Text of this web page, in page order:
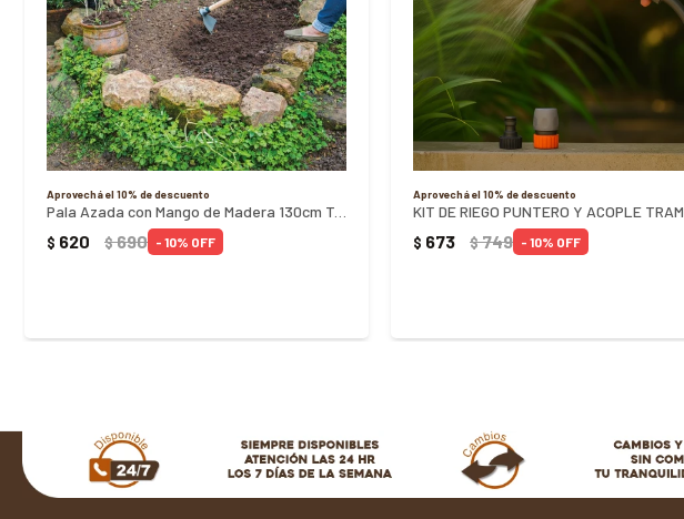
Aprovechá el 10% de descuento
$ 620 $690 10
Aprovechá el 10% de descuento
$ 673 $749 10